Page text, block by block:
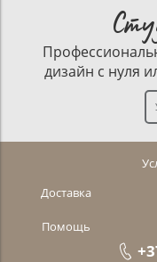
дизайн с нуля
Доставка
Помощь